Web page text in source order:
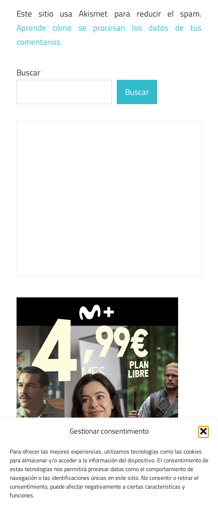
Gestionar consentimiento
Para ofrecer las mejores experiencias, utilizamos tecnologías como las cookies
para almacenar y/o acceder a la información del dispositivo. El consentimiento de
estas tecnologías nos permitirá procesar datos como el comportamiento de
navegación o las identificaciones únicas en este sitio. No consentir o retirar el
consentimiento, puede afectar negativamente a ciertas características y
funciones.
Este sitio usa Akismet para reducir el spam.
Aprende cómo se procesan los datos de tus
comentarios.
Buscar
Buscar